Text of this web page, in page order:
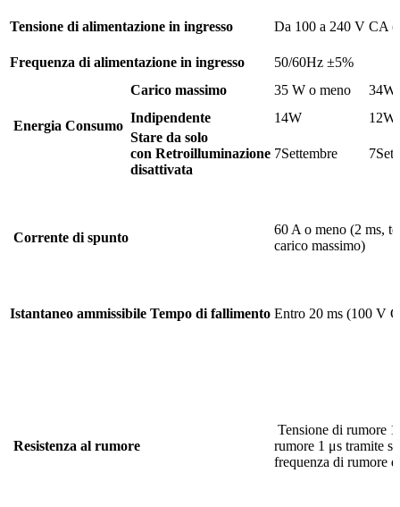
Tensione di alimentazione in ingresso Da 100 a 240 V CA
Frequenza di alimentazione in ingresso 50/60Hz ±5%
Energia Consumo
Carico massimo 35 W o meno
34W
Indipendente
14W
12W
Stare da solo
con Retroilluminazione
disattivata
7Settembre
Corrente di spunto
60 A o meno (2 ms,
carico massimo)
Istantaneo ammissibile Tempo di fallimento Entro 20 ms (100 V
Resistenza al rumore
Tensione di rumore
rumore 1 μs tramite
frequenza di rumore